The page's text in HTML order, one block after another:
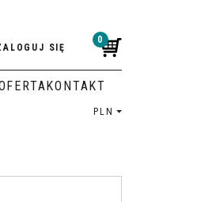
0
SIĘ
KONTAKT
PLN